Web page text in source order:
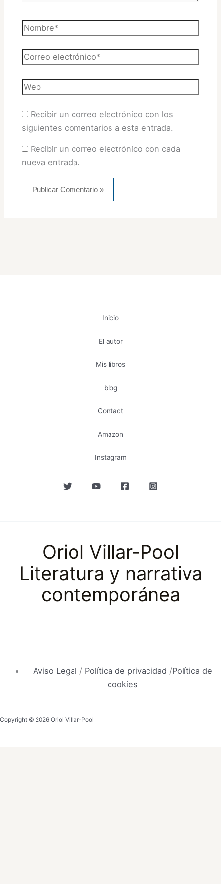
Nombre*
Correo
electrónico*
Web
Recibir un correo electrónico con los
siguientes comentarios a esta entrada.
Recibir un correo electrónico con cada
nueva entrada.
Inicio
El autor
Mis libros
blog
Contact
Amazon
Instagram
Oriol Villar-Pool
Literatura y narrativa
contemporánea
Aviso Legal / Política de privacidad /Política de
cookies
Copyright © 2026 Oriol Villar-Pool